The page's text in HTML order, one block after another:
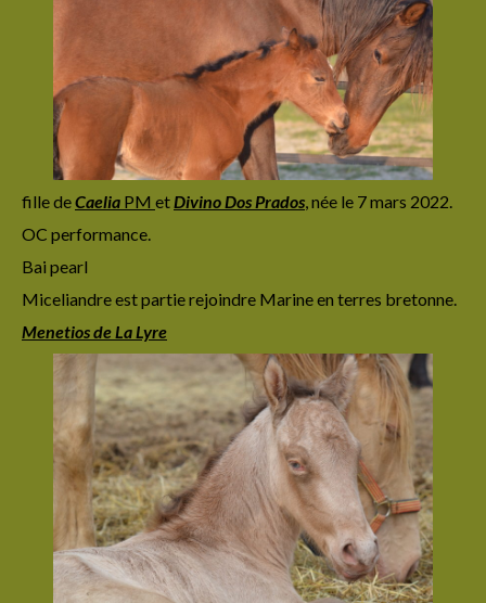
fille deCaelia PM etDivino Dos Prados,née le 7 mars 2022.
OC performance.
Bai pearl
Miceliandre est partie rejoindre Marine en terres bretonne.
Menetios de La Lyre